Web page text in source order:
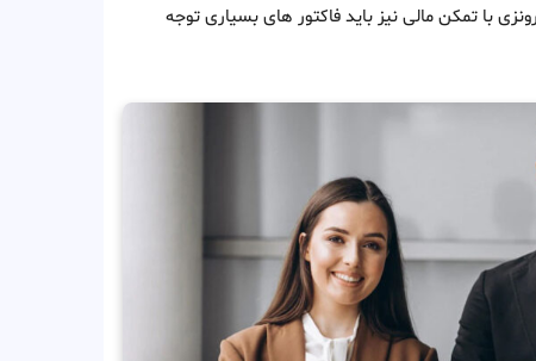
با تمکن مالی نیز باید فاکتور های بسیاری توجه